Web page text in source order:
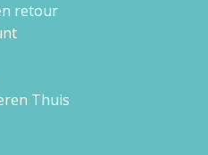
retour
Thuis